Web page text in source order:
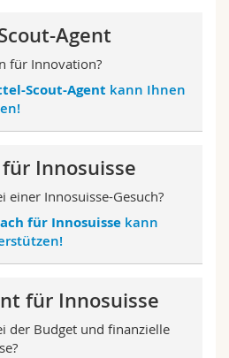
Agent
für Innovation?
Scout-Agent kann Ihnen
Innosuisse
einer Innosuisse-Gesuch?
für Innosuissekann
für Innosuisse
der Budget und finanzielle